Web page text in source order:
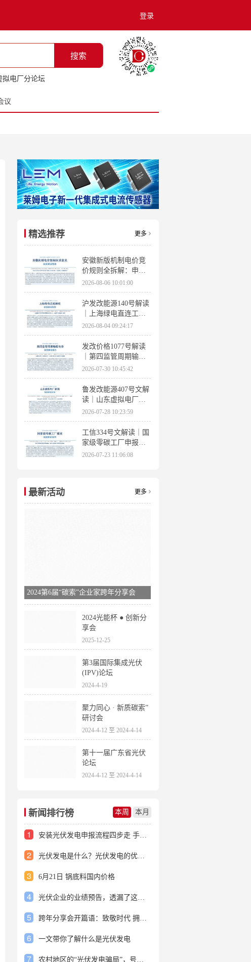
登录
搜索
拟电厂分论坛
议
精选推荐 更多
安徽新版机制电价竞
价规则全拆解：申报
条件、保函罚则、出
清机制、聚合商门槛
2026-08-06 10:01:00
沪发改能源140号解读
｜上海绿电直连工作
方案 申报条件、源荷
指标、场景优先级全
梳理
2026-08-04 09:24:17
发改价格1077号解读
｜第四监管周期输配
电价落地 电量电价下
调容量电价上调
2026-07-30 10:45:42
鲁发改能源407号文解
读｜山东虚拟电厂管
理办法全文 分布式光
伏打包入市规则详解
2026-07-28 10:23:59
工信334号文解读｜国
家级零碳工厂申报条
件、三大硬性指标、
2026-07-23 11:06:08
最新活动 更多
2024第6届“碳索”企业家跨年分享会
2024光能杯 ● 创新分
享会
2025-12-25
第3届国际集成光伏
(IPV)论坛
2024-4-19
聚力同心 · 新质碳索”
研讨会
2024-4-12 至 2024-4-14
第十一届广东省光伏
论坛
2024-4-12 至 2024-4-14
新闻排行榜 本周 本月
1 安装光伏发电申报流程四步走 手把手教你装起光伏电站
2 光伏发电是什么？光伏发电的优缺点有哪些？
3 6月21日 锅底料国内价格
4 光伏企业的业绩预告，透漏了这些信号
5 跨年分享会开篇语：致敬时代 拥抱变革
6 一文带你了解什么是光伏发电
7 农村地区的“光伏发电骗局”，号称能用屋顶赚钱，不少人已经上当